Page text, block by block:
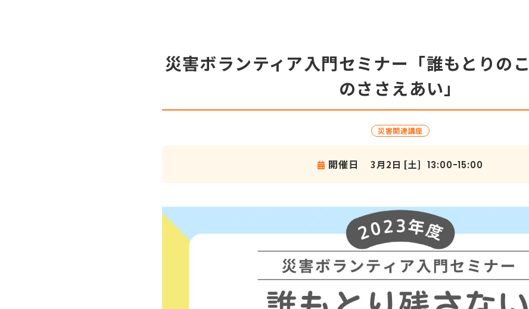
災害ボランティア入門セミナー「誰もとりの
のささえあい」
災害関連講座
開催日 3月2日 [土] 13:00-15:00